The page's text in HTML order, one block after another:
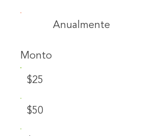
Anualmente
Monto
$25
$50